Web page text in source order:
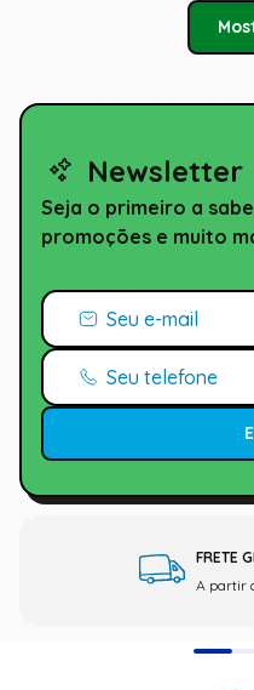
Newsletter
Seja o primeiro a
promoções e muito
FRETE
A partir